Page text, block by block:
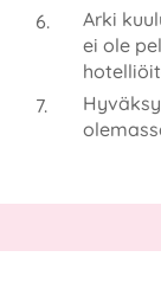
Arki
ei ole